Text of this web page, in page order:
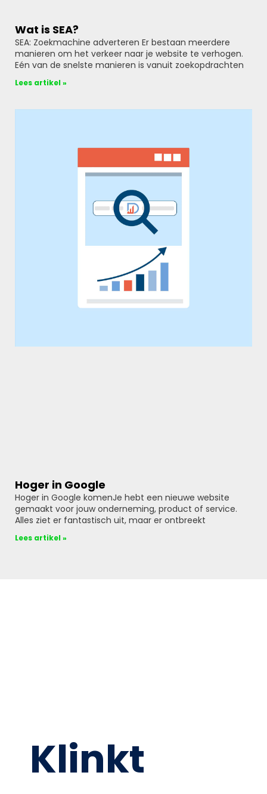
Wat is SEA?
SEA: Zoekmachine adverteren Er bestaan meerdere
manieren om het verkeer naar je website te verhogen.
Eén van de snelste manieren is vanuit zoekopdrachten
Lees artikel »
Hoger in Google
Hoger in Google komenJe hebt een nieuwe website
gemaakt voor jouw onderneming, product of service.
Alles ziet er fantastisch uit, maar er ontbreekt
Lees artikel »
Klinkt